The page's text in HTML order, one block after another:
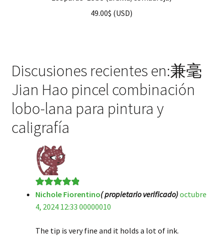
49.00$ (USD)
Discusiones recientes en:兼毫
Jian Hao pincel combinación
lobo-lana para pintura y
caligrafía
Valorado en5
de 5
Nichole Fiorentino( propietario verificado)octubre
4, 2024 12:33 00000010
The tip is very fine and it holds a lot of ink.